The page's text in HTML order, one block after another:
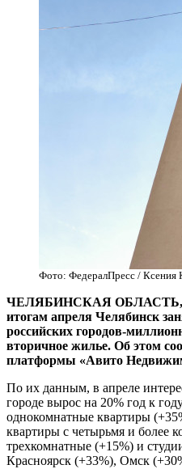
Фото: ФедералПресс / Ксения
ЧЕЛЯБИНСКАЯ ОБЛАСТЬ, 3
итогам апреля Челябинск
российских городов-
вторичное жилье. Об этом
платформы «Авито
По их данным, в апреле
городе вырос на 20% год к
однокомнатные квартиры
квартиры с четырьмя и более
трехкомнатные (+15%) и
Красноярск (+33%), Омск